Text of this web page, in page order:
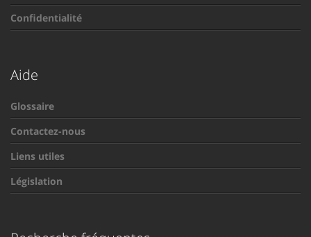
Confidentialité
Aide
Glossaire
Contactez-nous
Liens utiles
Législation